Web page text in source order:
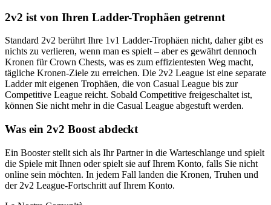
2v2 ist von Ihren Ladder-Trophäen getrennt
Standard 2v2 berührt Ihre 1v1 Ladder-Trophäen nicht, daher gibt es
nichts zu verlieren, wenn man es spielt – aber es gewährt dennoch
Kronen für Crown Chests, was es zum effizientesten Weg macht,
tägliche Kronen-Ziele zu erreichen. Die 2v2 League ist eine separate
Ladder mit eigenen Trophäen, die von Casual League bis zur
Competitive League reicht. Sobald Competitive freigeschaltet ist,
können Sie nicht mehr in die Casual League abgestuft werden.
Was ein 2v2 Boost abdeckt
Ein Booster stellt sich als Ihr Partner in die Warteschlange und spielt
die Spiele mit Ihnen oder spielt sie auf Ihrem Konto, falls Sie nicht
online sein möchten. In jedem Fall landen die Kronen, Truhen und
der 2v2 League-Fortschritt auf Ihrem Konto.